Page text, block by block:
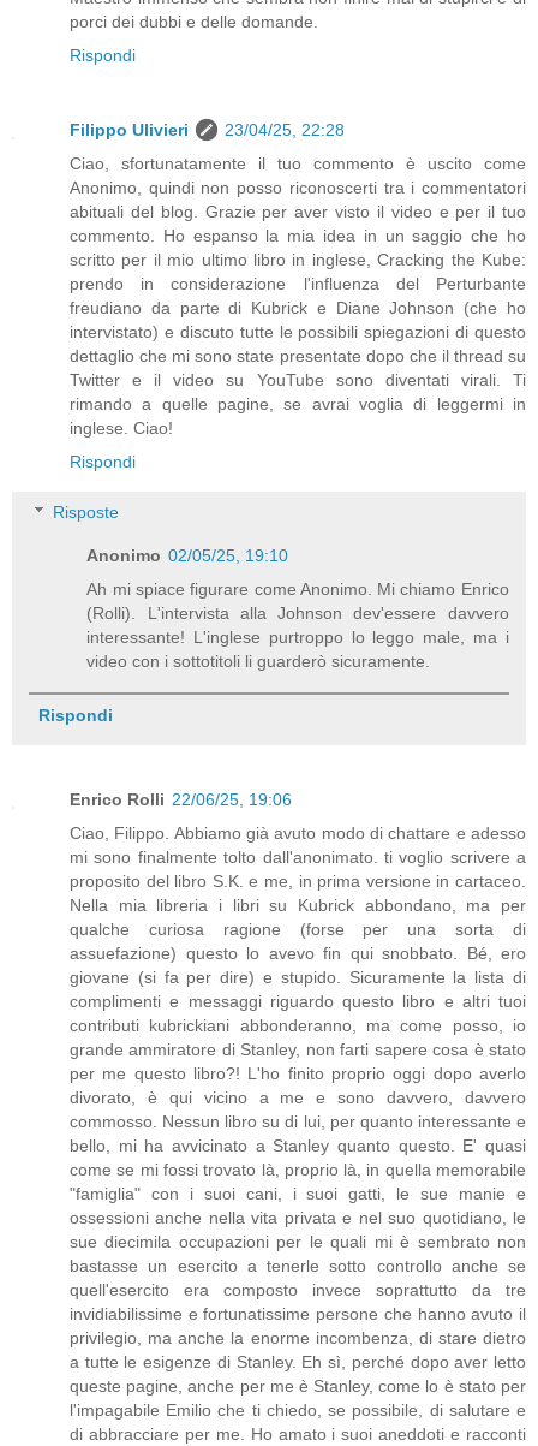
porci dei dubbi e delle domande.
Rispondi
Filippo Ulivieri
23/04/25, 22:28
Ciao, sfortunatamente il tuo commento è uscito come
Anonimo, quindi non posso riconoscerti tra i commentatori
abituali del blog. Grazie per aver visto il video e per il tuo
commento. Ho espanso la mia idea in un saggio che ho
scritto per il mio ultimo libro in inglese, Cracking the Kube:
prendo in considerazione l'influenza del Perturbante
freudiano da parte di Kubrick e Diane Johnson (che ho
intervistato) e discuto tutte le possibili spiegazioni di questo
dettaglio che mi sono state presentate dopo che il thread su
Twitter e il video su YouTube sono diventati virali. Ti
rimando a quelle pagine, se avrai voglia di leggermi in
inglese. Ciao!
Rispondi
Risposte
Anonimo 02/05/25, 19:10
Ah mi spiace figurare come Anonimo. Mi chiamo Enrico
(Rolli). L'intervista alla Johnson dev'essere davvero
interessante! L'inglese purtroppo lo leggo male, ma i
video con i sottotitoli li guarderò sicuramente.
Rispondi
Enrico Rolli 22/06/25, 19:06
Ciao, Filippo. Abbiamo già avuto modo di chattare e adesso
mi sono finalmente tolto dall'anonimato. ti voglio scrivere a
proposito del libro S.K. e me, in prima versione in cartaceo.
Nella mia libreria i libri su Kubrick abbondano, ma per
qualche curiosa ragione (forse per una sorta di
assuefazione) questo lo avevo fin qui snobbato. Bé, ero
giovane (si fa per dire) e stupido. Sicuramente la lista di
complimenti e messaggi riguardo questo libro e altri tuoi
contributi kubrickiani abbonderanno, ma come posso, io
grande ammiratore di Stanley, non farti sapere cosa è stato
per me questo libro?! L'ho finito proprio oggi dopo averlo
divorato, è qui vicino a me e sono davvero, davvero
commosso. Nessun libro su di lui, per quanto interessante e
bello, mi ha avvicinato a Stanley quanto questo. E' quasi
come se mi fossi trovato là, proprio là, in quella memorabile
"famiglia" con i suoi cani, i suoi gatti, le sue manie e
ossessioni anche nella vita privata e nel suo quotidiano, le
sue diecimila occupazioni per le quali mi è sembrato non
bastasse un esercito a tenerle sotto controllo anche se
quell'esercito era composto invece soprattutto da tre
invidiabilissime e fortunatissime persone che hanno avuto il
privilegio, ma anche la enorme incombenza, di stare dietro
a tutte le esigenze di Stanley. Eh sì, perché dopo aver letto
queste pagine, anche per me è Stanley, come lo è stato per
l'impagabile Emilio che ti chiedo, se possibile, di salutare e
di abbracciare per me. Ho amato i suoi aneddoti e racconti